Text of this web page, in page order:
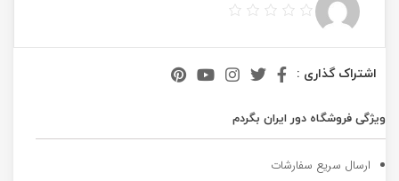
اشتراک گذاری :
ویژگی فروشگاه دور ایران بگردم
ارسال سریع سفارشات